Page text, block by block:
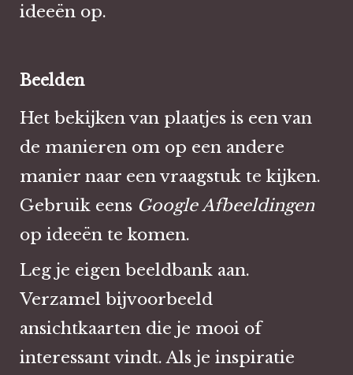
ideeën op.
Beelden
Het bekijken van plaatjes is een van
de manieren om op een andere
manier naar een vraagstuk te kijken.
Gebruik eens Google Afbeeldingen
op ideeën te komen.
Leg je eigen beeldbank aan.
Verzamel bijvoorbeeld
ansichtkaarten die je mooi of
interessant vindt. Als je inspiratie